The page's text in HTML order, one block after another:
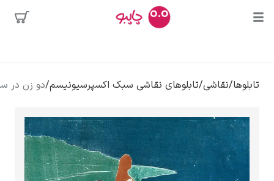
محبوب‌ترین
هنرمندان
تابلوهای نقاشی سبک اکسپرسیونیسم/دو زن در ساحل – ادوارد مونک